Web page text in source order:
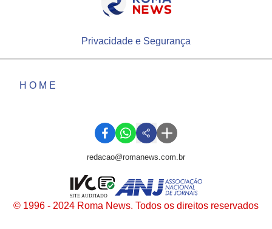
Privacidade e Segurança
HOME
redacao@romanews.com.br
© 1996 - 2024 Roma News. Todos os direitos reservados
SITE AUDITADO